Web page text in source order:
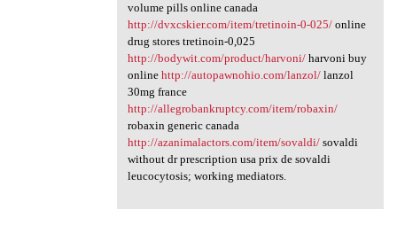
volume pills online canada
http://dvxcskier.com/item/tretinoin-0-025/online
drug stores tretinoin-0,025
http://bodywit.com/product/harvoni/harvoni buy
online http://autopawnohio.com/lanzol/lanzol
30mg france
http://allegrobankruptcy.com/item/robaxin/
robaxin generic canada
http://azanimalactors.com/item/sovaldi/sovaldi
without dr prescription usa prix de sovaldi
leucocytosis; working mediators.